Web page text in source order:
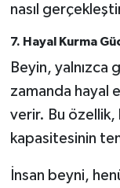
nasıl
7. Hayal Kurma
Beyin, yalnızca
zamanda hayal
verir. Bu özellik,
kapasitesinin
İnsan beyni,